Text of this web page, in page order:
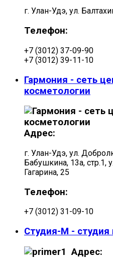
г. Улан-Удэ, ул.
Телефон:
+7 (3012) 37-09-90
+7 (3012) 39-11-10
Гармония - сеть
косметологии
Адрес:
г. Улан-Удэ, ул.
Бабушкина, 13а, стр.1,
Гагарина, 25
Телефон:
+7 (3012) 31-09-10
Студия-М - студия
Адрес: